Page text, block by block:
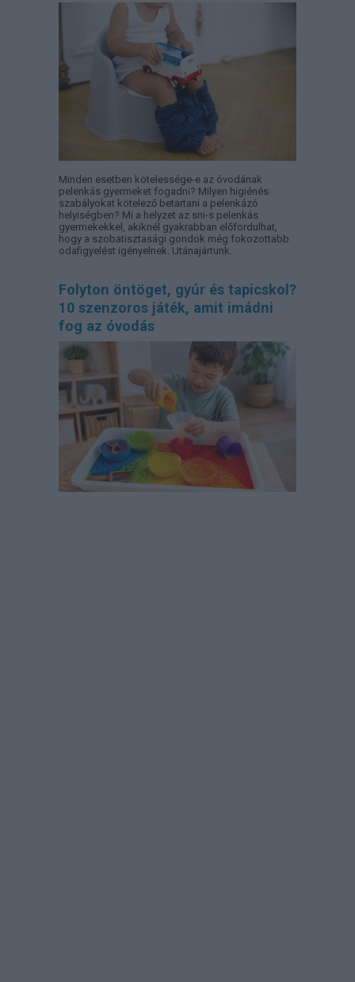
Minden esetben kötelessége-e az óvodának
pelenkás gyermeket fogadni? Milyen higiénés
szabályokat kötelező betartani a pelenkázó
helyiségben? Mi a helyzet az sni-s pelenkás
gyermekekkel, akiknél gyakrabban előfordulhat,
hogy a szobatisztasági gondok még fokozottabb
odafigyelést igényelnek. Utánajártunk.
Folyton öntöget, gyúr és tapicskol?
10 szenzoros játék, amit imádni
fog az óvodás